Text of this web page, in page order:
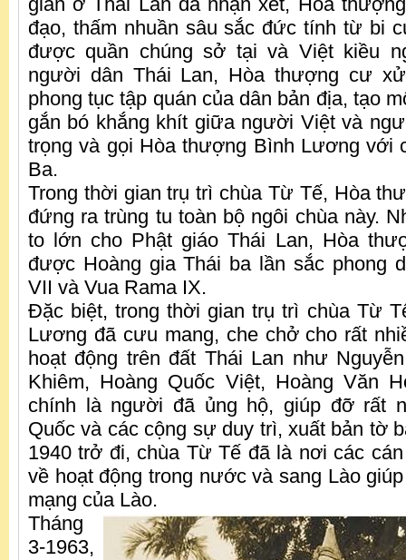
đạo, thấm nhuần sâu sắc đức tính từ bi
được quần chúng sở tại và Việt kiều
người dân Thái Lan, Hòa thượng cư
phong tục tập quán của dân bản địa, tạo
gắn bó khắng khít giữa người Việt và
trọng và gọi Hòa thượng Bình Lương với
Ba.
Trong thời gian trụ trì chùa Từ Tế, Hòa
đứng ra trùng tu toàn bộ ngôi chùa này.
to lớn cho Phật giáo Thái Lan, Hòa
được Hoàng gia Thái ba lần sắc phong
VII và Vua Rama IX.
Đặc biệt, trong thời gian trụ trì chùa Từ
Lương đã cưu mang, che chở cho rất
hoạt động trên đất Thái Lan như
Khiêm, Hoàng Quốc Việt, Hoàng Văn
chính là người đã ủng hộ, giúp đỡ rất
Quốc và các cộng sự duy trì, xuất bản tờ
1940 trở đi, chùa Từ Tế đã là nơi các
về hoạt động trong nước và sang Lào
mạng của Lào.
Tháng
3-1963,